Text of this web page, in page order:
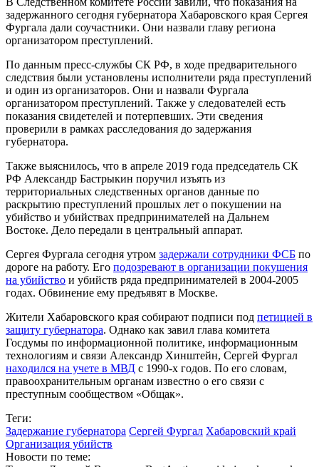
задержанного сегодня губернатора Хабаровского края Сергея
Фургала дали соучастники. Они назвали главу региона
организатором преступлений.
По данным пресс-службы СК РФ, в ходе предварительного
следствия были установлены исполнители ряда преступлений
и один из организаторов. Они и назвали Фургала
организатором преступлений. Также у следователей есть
показания свидетелей и потерпевших. Эти сведения
проверили в рамках расследования до задержания
губернатора.
Также выяснилось, что в апреле 2019 года председатель СК
РФ Александр Бастрыкин поручил изъять из
территориальных следственных органов данные по
раскрытию преступлений прошлых лет о покушении на
убийство и убийствах предпринимателей на Дальнем
Востоке. Дело передали в центральный аппарат.
Сергея Фургала сегодня утром задержали сотрудники ФСБ по
дороге на работу. Его подозревают в организации покушения
на убийство и убийств ряда предпринимателей в 2004-2005
годах. Обвинение ему предъявят в Москве.
Жители Хабаровского края собирают подписи под петицией в
защиту губернатора. Однако как завил глава комитета
Госдумы по информационной политике, информационным
технологиям и связи Александр Хинштейн, Сергей Фургал
находился на учете в МВД с 1990-х годов. По его словам,
правоохранительным органам известно о его связи с
преступным сообществом «Общак».
Теги:
Задержание губернатора Сергей Фургал Хабаровский край
Организация убийств
Новости по теме: